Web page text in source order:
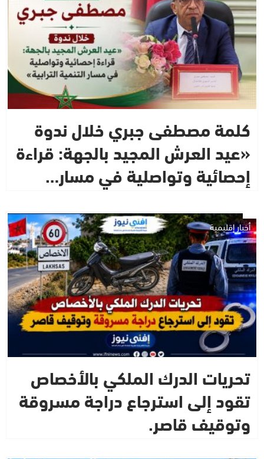
كلمة مصطفى جبري خلال ندوة
«عيد العرش المجيد بالجهة: قراءة
إحصائية وتواصلية في مسار…
أخبار إقليمية
تحريات الدرك الملكي بالأخصاص
تقود إلى استرجاع دراجة مسروقة
وتوقيف قاصر.